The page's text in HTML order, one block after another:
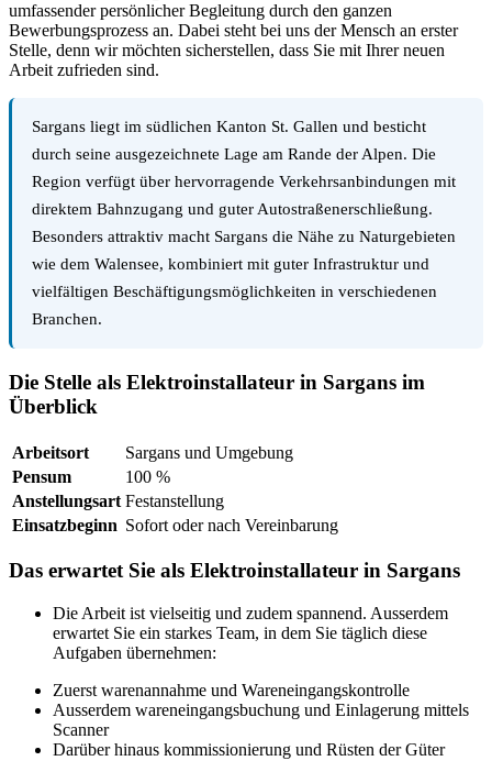
umfassender persönlicher Begleitung durch den ganzen
Bewerbungsprozess an. Dabei steht bei uns der Mensch an erster
Stelle, denn wir möchten sicherstellen, dass Sie mit Ihrer neuen
Arbeit zufrieden sind.
Sargans liegt im südlichen Kanton St. Gallen und besticht
durch seine ausgezeichnete Lage am Rande der Alpen. Die
Region verfügt über hervorragende Verkehrsanbindungen mit
direktem Bahnzugang und guter Autostraßenerschließung.
Besonders attraktiv macht Sargans die Nähe zu Naturgebieten
wie dem Walensee, kombiniert mit guter Infrastruktur und
vielfältigen Beschäftigungsmöglichkeiten in verschiedenen
Branchen.
Die Stelle als Elektroinstallateur in Sargans im
Überblick
Arbeitsort
Sargans und Umgebung
Pensum
100 %
Anstellungsart Festanstellung
Einsatzbeginn Sofort oder nach Vereinbarung
Das erwartet Sie als Elektroinstallateur in Sargans
Die Arbeit ist vielseitig und zudem spannend. Ausserdem
erwartet Sie ein starkes Team, in dem Sie täglich diese
Aufgaben übernehmen:
Zuerst warenannahme und Wareneingangskontrolle
Ausserdem wareneingangsbuchung und Einlagerung mittels
Scanner
Darüber hinaus kommissionierung und Rüsten der Güter